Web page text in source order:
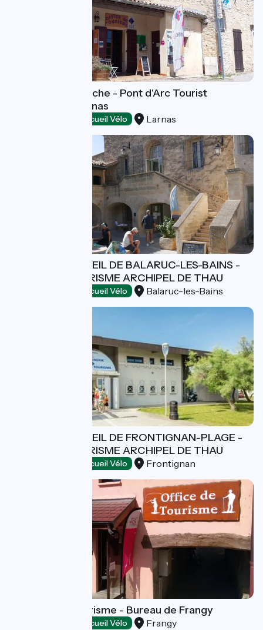
Gorges de l'Ardèche - Pont d'Arc Tourist
Information - Larnas
Accueil Vélo Larnas
BUREAU D'ACCUEIL DE BALARUC-LES-BAINS -
OFFICE DE TOURISME ARCHIPEL DE THAU
Accueil Vélo Balaruc-les-Bains
BUREAU D'ACCUEIL DE FRONTIGNAN-PLAGE -
OFFICE DE TOURISME ARCHIPEL DE THAU
Accueil Vélo Frontignan
Haut-Rhône Tourisme - Bureau de Frangy
Accueil Vélo Frangy